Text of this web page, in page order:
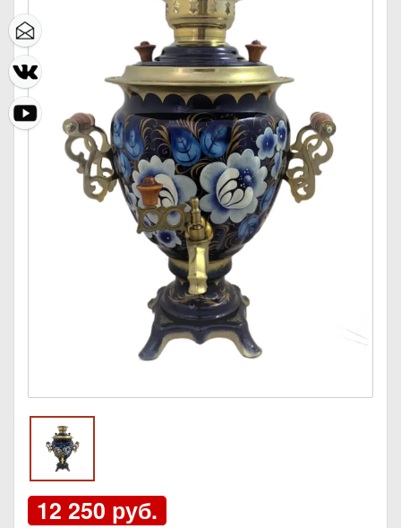
12 250 руб.